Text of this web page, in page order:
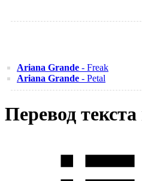
Ariana Grande - Freak
Ariana Grande - Petal
Перевод